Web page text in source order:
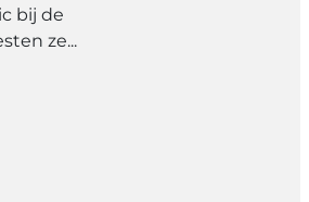
bij de
ze...